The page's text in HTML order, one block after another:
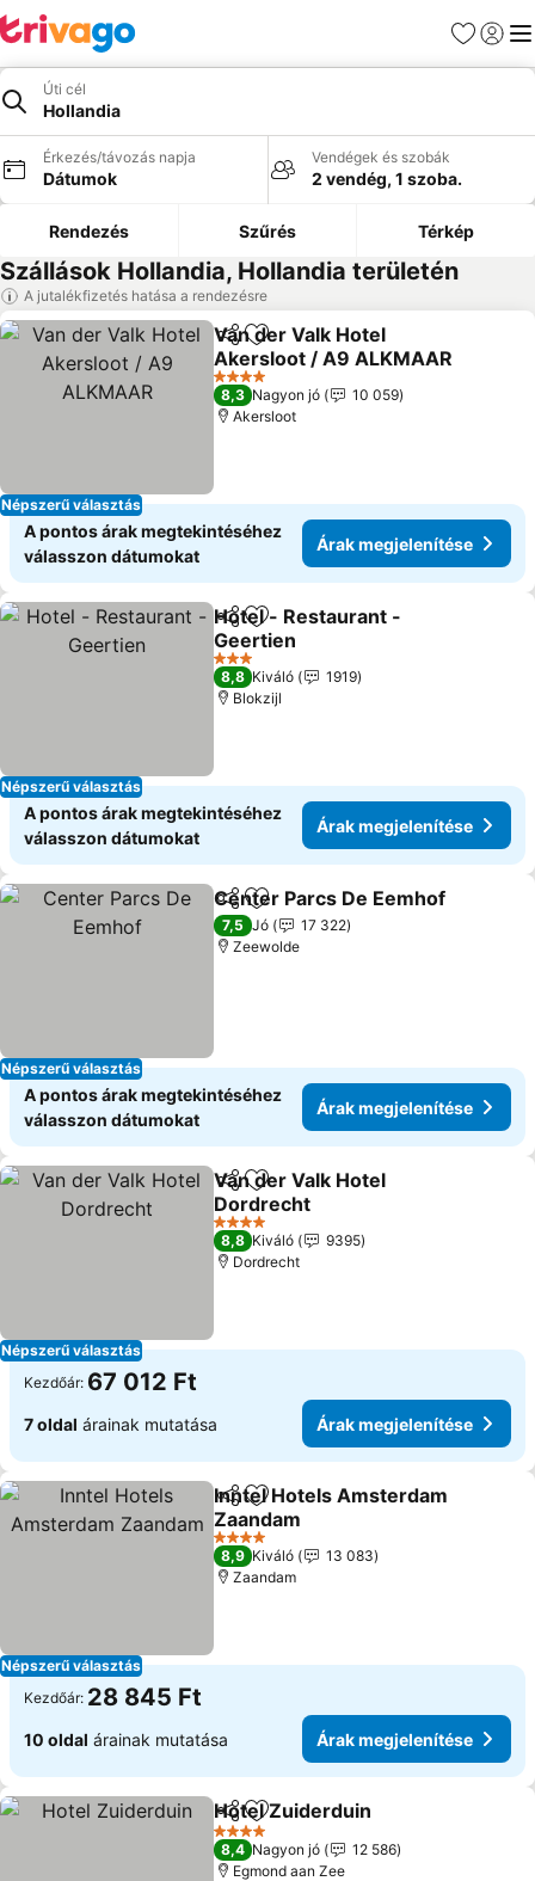
Kedvencek
Úti cél
Hollandia
Érkezés/távozás napja
Dátumok
Vendégek és szobák
2 vendég, 1 szoba.
Rendezés Szűrés Térkép
Szállások Hollandia, Hollandia területén
A jutalékfizetés hatása a rendezésre
Népszerű választás
Megosztás
Hozzáadás a kedvencekhez
Van der Valk Hotel
Akersloot / A9 ALKMAAR
Árak megjelenítése
4 Kategória
8,3 Nagyon jó
10 059
Akersloot
A pontos árak megtekintéséhez
válasszon dátumokat
Árak megjelenítése
Népszerű választás
Megosztás
Hozzáadás a kedvencekhez
Hotel - Restaurant -
Geertien
Árak megjelenítése
3 Kategória
8,8 Kiváló
1919
Blokzijl
A pontos árak megtekintéséhez
válasszon dátumokat
Árak megjelenítése
Népszerű választás
Megosztás
Hozzáadás a kedvencekhez
Center Parcs De Eemhof
7,5 Jó
17 322
Zeewolde
A pontos árak megtekintéséhez
válasszon dátumokat
Árak megjelenítése
Népszerű választás
Megosztás
Hozzáadás a kedvencekhez
Van der Valk Hotel
Dordrecht
Árak megjelenítése
4 Kategória
8,8 Kiváló
9395
Dordrecht
Kezdőár: 67 012 Ft
7 oldal árainak mutatása Árak megjelenítése
Népszerű választás
Megosztás
Hozzáadás a kedvencekhez
Inntel Hotels Amsterdam
Zaandam
Árak megjelenítése
4 Kategória
8,9 Kiváló
13 083
Zaandam
Kezdőár: 28 845 Ft
10 oldal árainak mutatása Árak megjelenítése
Megosztás
Hozzáadás a kedvencekhez
Hotel Zuiderduin
4 Kategória
8,4 Nagyon jó
12 586
Egmond aan Zee